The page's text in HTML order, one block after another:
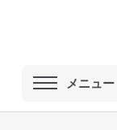
メニュー